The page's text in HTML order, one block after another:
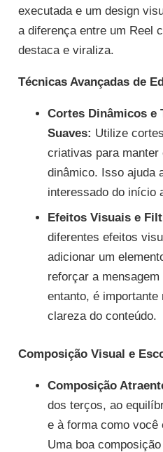
executada e um design
a diferença entre um Reel
destaca e viraliza.
Técnicas Avançadas de
Cortes Dinâmicos e
Suaves: Utilize
criativas para
dinâmico. Isso ajuda
interessado do início
Efeitos Visuais e
diferentes efeitos
adicionar um
reforçar a
entanto, é importante
clareza do conteúdo.
Composição Visual e
Composição
dos terços, ao
e à forma como você
Uma boa